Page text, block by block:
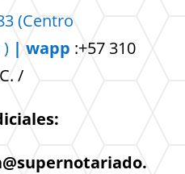
(Centro
| wapp :+57 310
/